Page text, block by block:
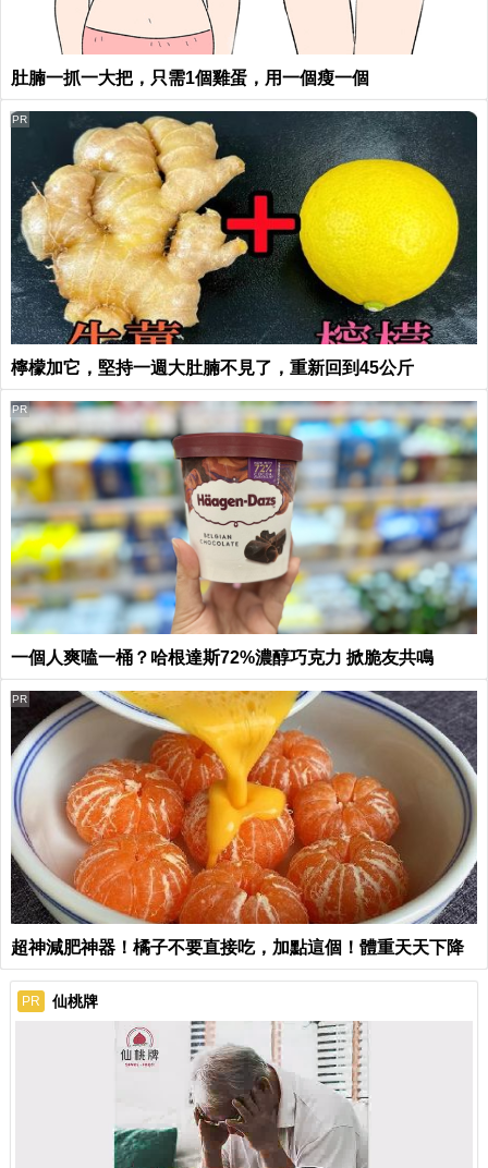
肚腩一抓一大把，只需1個雞蛋，用一個瘦一個
檸檬加它，堅持一週大肚腩不見了，重新回到45公斤
PR
一個人爽嗑一桶？哈根達斯72%濃醇巧克力 掀脆友共鳴
PR
超神減肥神器！橘子不要直接吃，加點這個！體重天天下降
PR
PR 仙桃牌